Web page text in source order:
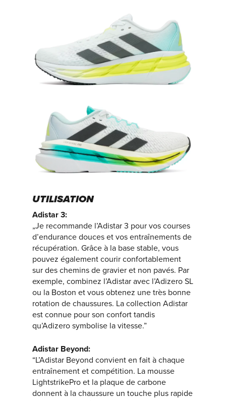
UTILISATION
Adistar 3:
„Je recommande l’Adistar 3 pour vos courses
d’endurance douces et vos entraînements de
récupération. Grâce à la base stable, vous
pouvez également courir confortablement
sur des chemins de gravier et non pavés. Par
exemple, combinez l’Adistar avec l’Adizero SL
ou la Boston et vous obtenez une très bonne
rotation de chaussures. La collection Adistar
est connue pour son confort tandis
qu’Adizero symbolise la vitesse.”
Adistar Beyond:
“L’Adistar Beyond convient en fait à chaque
entraînement et compétition. La mousse
LightstrikePro et la plaque de carbone
donnent à la chaussure un touche plus rapide